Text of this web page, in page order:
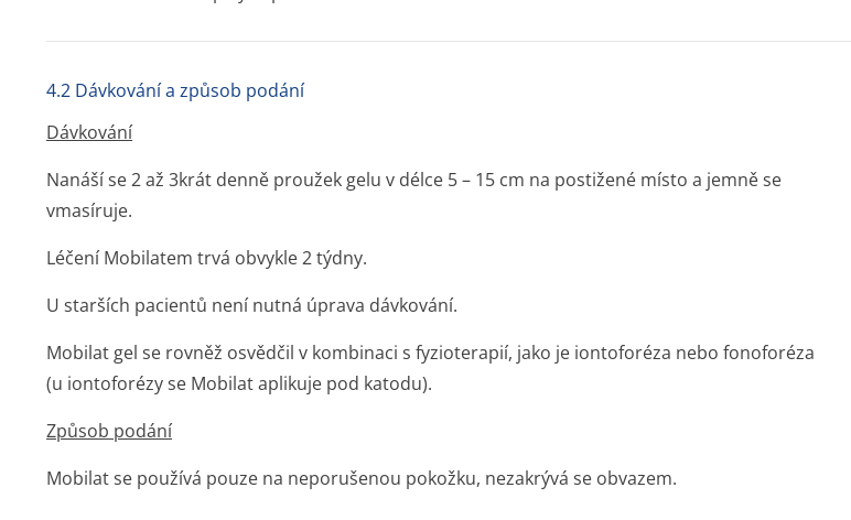
4.2 Dávkování a způsob podání
Dávkování
Nanáší se 2 až 3krát denně proužek gelu v délce 5 – 15 cm na postižené místo a jemně se
vmasíruje.
Léčení Mobilatem trvá obvykle 2 týdny.
U starších pacientů není nutná úprava dávkování.
Mobilat gel se rovněž osvědčil v kombinaci s fyzioterapií, jako je iontoforéza nebo fonoforéza
(u iontoforézy se Mobilat aplikuje pod katodu).
Způsob podání
Mobilat se používá pouze na neporušenou pokožku, nezakrývá se obvazem.